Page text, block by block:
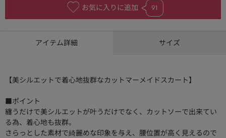
お気に入りに追加 91
アイテム詳細 サイズ
【美シルエットで着心地抜群なカットマーメイドスカート】
■ポイント
纏うだけで美シルエットが叶うだけでなく、カットソーで出来てい
る為、着心地も抜群。
さらっとした素材で綺麗めな印象を与え、腰位置が高く見えるので